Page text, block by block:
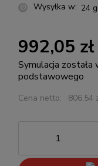
Wysyłka w: 24
992,05 zł
Symulacja
podstawowego
Cena netto: 806,54